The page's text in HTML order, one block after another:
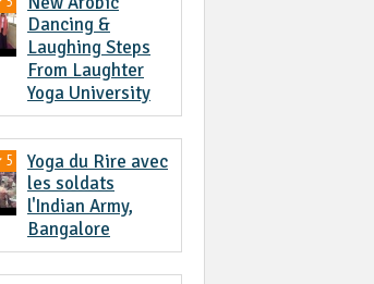
Dancing &
Laughing Steps
From Laughter
Yoga University
5
Yoga du Rire avec
les soldats
l'Indian Army,
Bangalore